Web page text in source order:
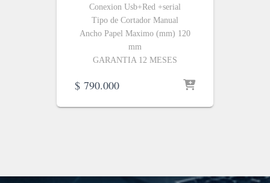
Conexion Usb+Red +serial
Tipo de Cortador Manual
Ancho Papel Maximo (mm) 120
mm
GARANTIA 12 MESES
$ 790.000